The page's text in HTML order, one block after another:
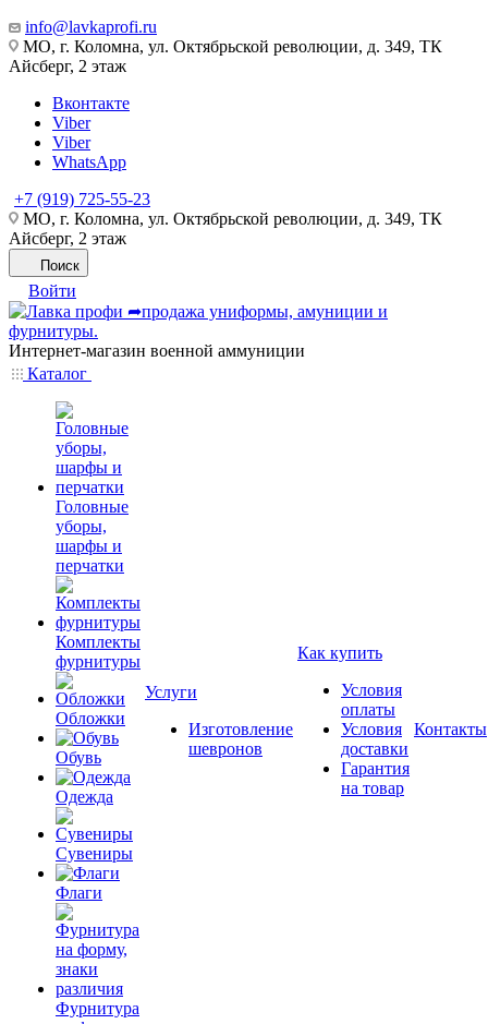
info@lavkaprofi.ru
МО, г. Коломна, ул. Октябрьской революции, д. 349, ТК
Айсберг, 2 этаж
Вконтакте
Viber
Viber
WhatsApp
+7 (919) 725-55-23
МО, г. Коломна, ул. Октябрьской революции, д. 349, ТК
Айсберг, 2 этаж
Поиск
Войти
Интернет-магазин военной аммуниции
Каталог
Головные
уборы,
шарфы и
перчатки
Комплекты
фурнитуры
Обложки
Обувь
Одежда
Сувениры
Флаги
Фурнитура
Услуги
Изготовление
шевронов
Как купить
Условия
оплаты
Условия
доставки
Гарантия
на товар
Контакты